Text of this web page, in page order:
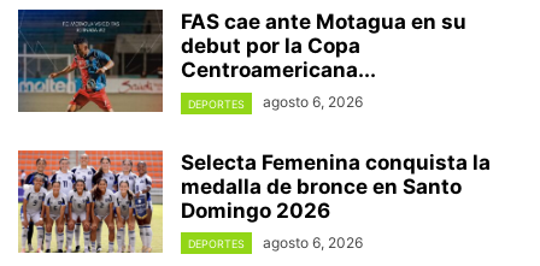
FAS cae ante Motagua en su
debut por la Copa
Centroamericana...
DEPORTES agosto 6, 2026
Selecta Femenina conquista la
medalla de bronce en Santo
Domingo 2026
DEPORTES agosto 6, 2026